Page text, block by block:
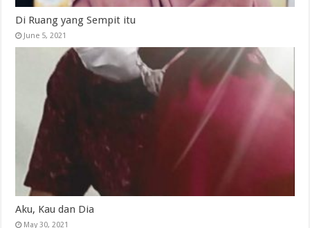
Di Ruang yang Sempit itu
June 5, 2021
Aku, Kau dan Dia
May 30, 2021